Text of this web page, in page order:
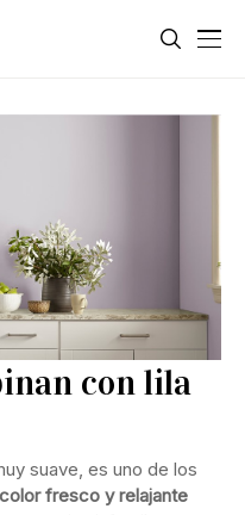
con lila
suave, es uno de los
fresco y relajante